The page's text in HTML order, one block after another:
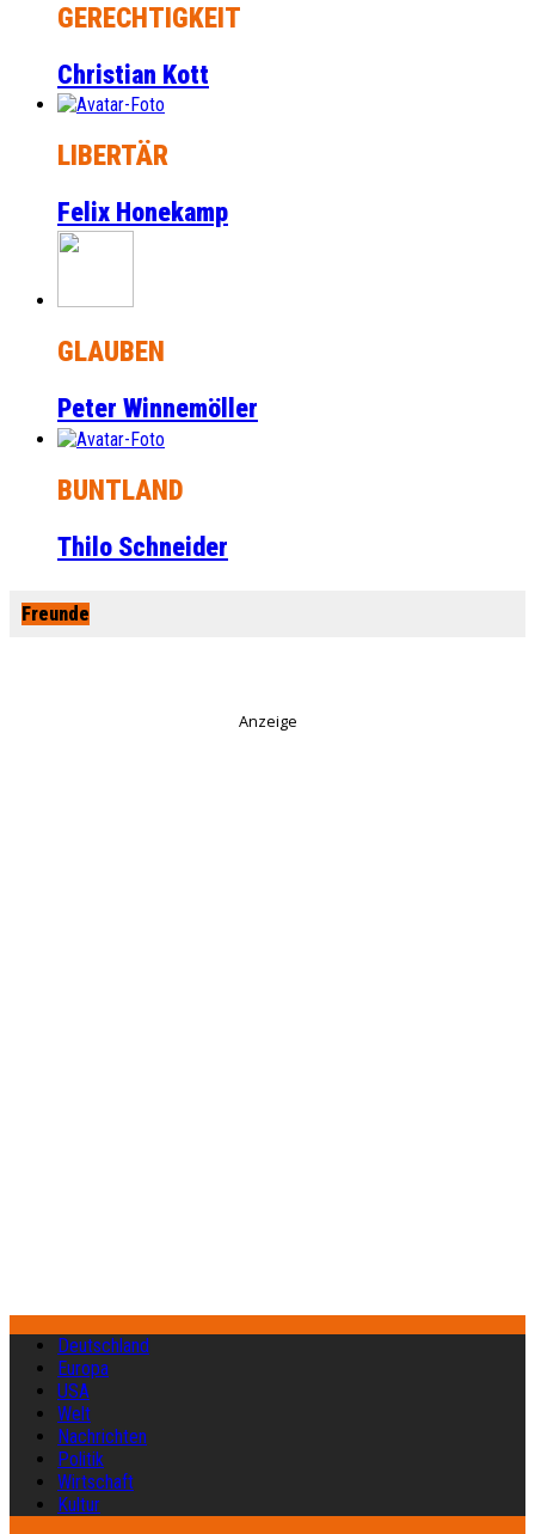
GERECHTIGKEIT
Christian Kott
LIBERTÄR
Felix Honekamp
GLAUBEN
Peter Winnemöller
BUNTLAND
Thilo Schneider
Freunde
Anzeige
Deutschland
Europa
USA
Welt
Nachrichten
Politik
Wirtschaft
Kultur